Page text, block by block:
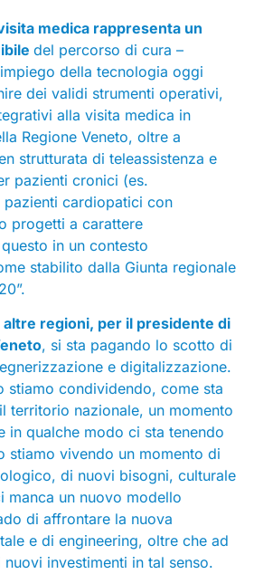
medica rappresenta un
del percorso di cura –
della tecnologia oggi
dei validi strumenti operativi,
alla visita medica in
Regione Veneto, oltre a
strutturata di teleassistenza e
pazienti cronici (es.
cardiopatici con
progetti a carattere
in un contesto
stabilito dalla Giunta regionale
altre regioni, per il presidente di
, si sta pagando lo scotto di
e digitalizzazione.
stiamo condividendo, come sta
territorio nazionale, un momento
in qualche modo ci sta tenendo
stiamo vivendo un momento di
di nuovi bisogni, culturale
manca un nuovo modello
di affrontare la nuova
e di engineering, oltre che ad
investimenti in tal senso.